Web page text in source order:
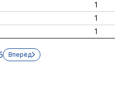
1
1
1
Вперёд